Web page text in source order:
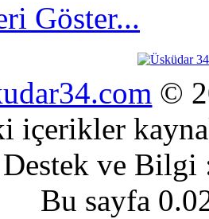
Göster...
©
içerikler
Destek ve
Bu sayfa